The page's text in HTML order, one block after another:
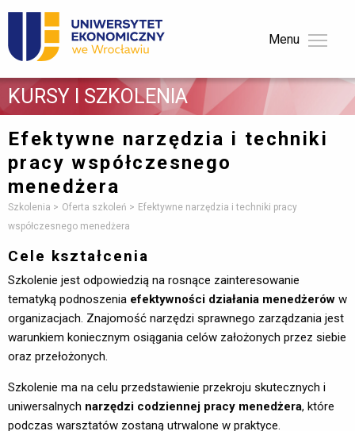
Menu
KURSY I SZKOLENIA
Efektywne narzędzia i techniki
pracy współczesnego
menedżera
Szkolenia Oferta szkoleń
Efektywne narzędzia i techniki pracy
współczesnego menedżera
Cele kształcenia
Szkolenie jest odpowiedzią na rosnące zainteresowanie
tematyką podnoszenia efektywności działania menedżerów w
organizacjach. Znajomość narzędzi sprawnego zarządzania jest
warunkiem koniecznym osiągania celów założonych przez siebie
oraz przełożonych.
Szkolenie ma na celu przedstawienie przekroju skutecznych i
uniwersalnych narzędzi codziennej pracy menedżera, które
podczas warsztatów zostaną utrwalone w praktyce.